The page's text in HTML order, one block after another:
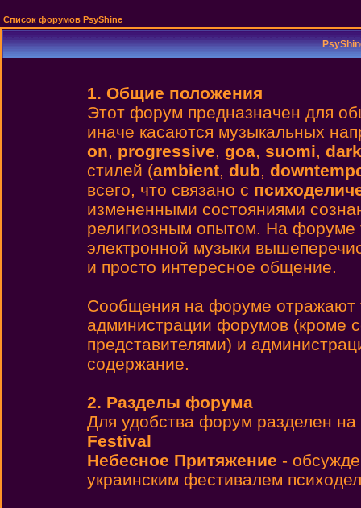
Список форумов PsyShine
1. Общие положения
Этот форум предназначен для
иначе касаются музыкальных
on, progressive, goa, suomi, dark
стилей (ambient, dub,
всего, что связано с
измененными состояниями
религиозным опытом. На форуме
электронной музыки
и просто интересное общение.
Cообщения на форуме отражают
администрации форумов (кроме
представителями) и
содержание.
2. Разделы форума
Для удобства форум разделен на
Festival
Небесное Притяжение -
украинским фестивалем